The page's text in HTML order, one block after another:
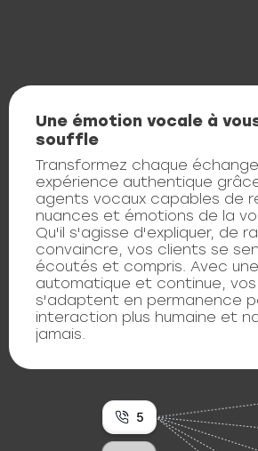
Une émotion vocale à
souffle
Transformez chaque
expérience authentique
agents vocaux capables de
nuances et émotions de la
Qu'il s'agisse d'expliquer, de
convaincre, vos clients se
écoutés et compris. Avec
automatique et continue,
s'adaptent en permanence
interaction plus humaine et
jamais.